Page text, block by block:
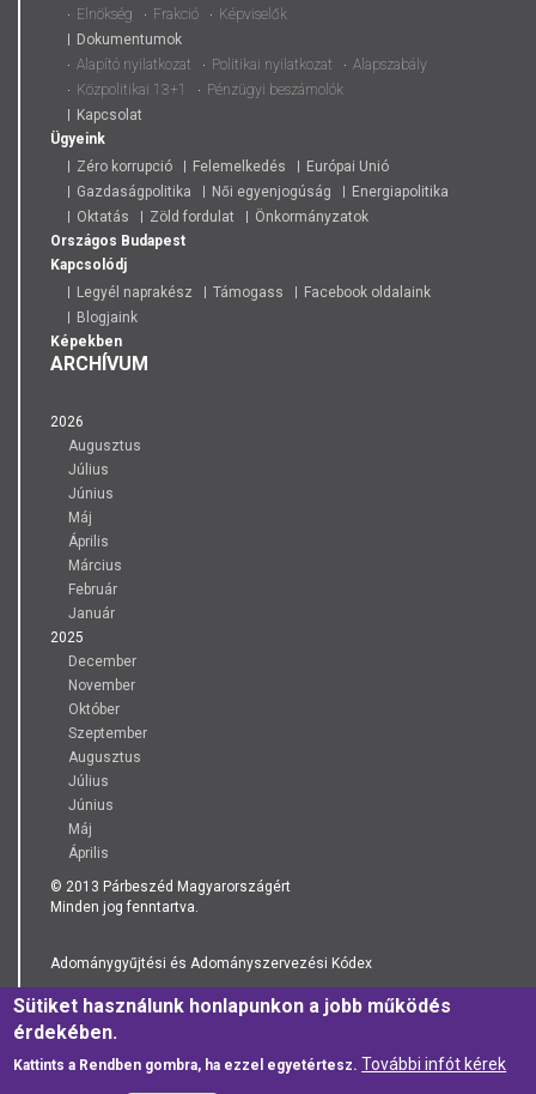
Elnökség
Frakció
Képviselők
Dokumentumok
Alapító nyilatkozat
Politikai nyilatkozat
Alapszabály
Közpolitikai 13+1
Pénzügyi beszámolók
Kapcsolat
Ügyeink
Zéro korrupció
Felemelkedés
Európai Unió
Gazdaságpolitika
Női egyenjogúság
Energiapolitika
Oktatás
Zöld fordulat
Önkormányzatok
Országos Budapest
Kapcsolódj
Legyél naprakész
Támogass
Facebook oldalaink
Blogjaink
Képekben
ARCHÍVUM
2026
Augusztus
Július
Június
Máj
Április
Március
Február
Január
2025
December
November
Október
Szeptember
Augusztus
Július
Június
Máj
Április
© 2013 Párbeszéd Magyarországért
Minden jog fenntartva.
Adománygyűjtési és Adományszervezési Kódex
Sütiket használunk honlapunkon a jobb működés
érdekében.
Kattints a Rendben gombra, ha ezzel egyetértesz. További infót kérek